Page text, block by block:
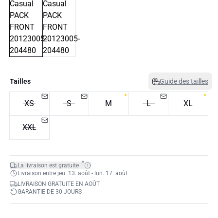
Tailles Guide des tailles
XS S M L XL
XXL
La livraison est gratuite !*
Livraison entre jeu. 13. août - lun. 17. août
LIVRAISON GRATUITE EN AOÛT
GARANTIE DE 30 JOURS